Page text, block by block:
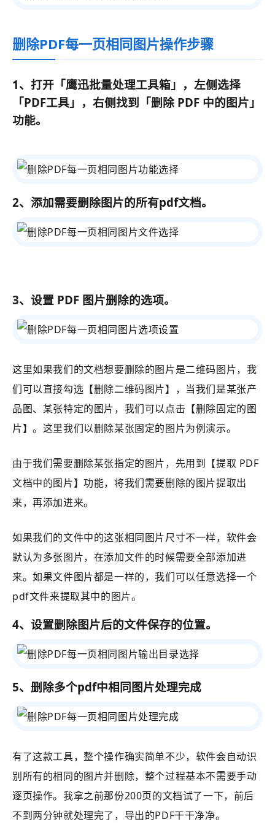
删除PDF每一页相同图片操作步骤
1、打开 「鹰迅批量处理工具箱」 ，左侧选择
「PDF工具」 ，右侧找到 「删除 PDF 中的图片 」
功能。
2、添加需要删除图片的所有pdf文档。
3、设置 PDF 图片删除的选项。
这里如果我们的文档想要删除的图片是二维码图片，我
们可以直接勾选【删除二维码图片】，当我们是某张产
品图、某张特定的图片，我们可以点击【删除固定的图
片】。这里我们以删除某张固定的图片为例演示。
由于我们需要删除某张指定的图片，先用到【提取 PDF
文档中的图片】功能，将我们需要删除的图片提取出
来，再添加进来。
如果我们的文件中的这张相同图片尺寸不一样，软件会
默认为多张图片，在添加文件的时候需要全部添加进
来。如果文件图片都是一样的，我们可以任意选择一个
pdf文件来提取其中的图片。
4、设置删除图片后的文件保存的位置。
5、删除多个pdf中相同图片处理完成
有了这款工具，整个操作确实简单不少，软件会自动识
别所有的相同的图片并删除， 整个过程基本不需要手动
逐页操作。我拿之前那份200页的文档试了一下，前后
不到两分钟就处理完了，导出的PDF干干净净。